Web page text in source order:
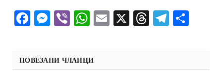
Facebook
Messenger
ViberWhatsApp
Email
X Threads
ПОВЕЗАНИ ЧЛАНЦИ